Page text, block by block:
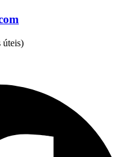
úteis)